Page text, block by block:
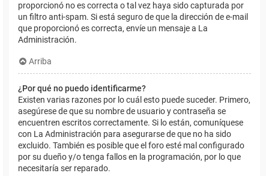
proporcionó no es correcta o tal vez haya sido capturada por
un filtro anti-spam. Si está seguro de que la dirección de e-mail
que proporcionó es correcta, envíe un mensaje a La
Administración.
Arriba
¿Por qué no puedo identificarme?
Existen varias razones por lo cuál esto puede suceder. Primero,
asegúrese de que su nombre de usuario y contraseña se
encuentren escritos correctamente. Si lo están, comuníquese
con La Administración para asegurarse de que no ha sido
excluido. También es posible que el foro esté mal configurado
por su dueño y/o tenga fallos en la programación, por lo que
necesitaría ser reparado.